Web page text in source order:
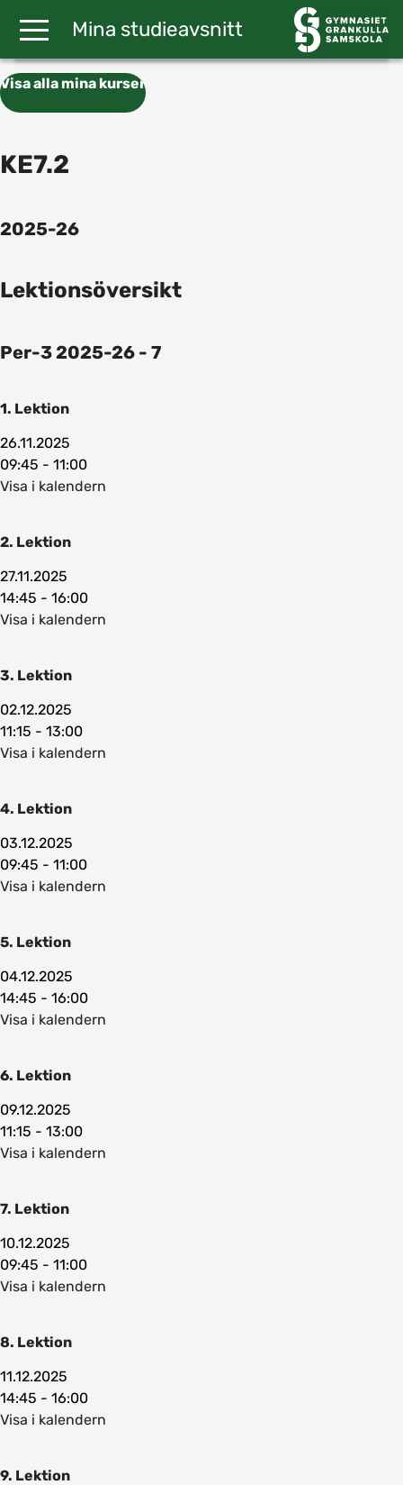
Mina studieavsnitt
Visa alla mina kurser
KE7.2
2025-26
Lektionsöversikt
Per-3 2025-26 - 7
1. Lektion
26.11.2025
09:45 - 11:00
Visa i kalendern
2. Lektion
27.11.2025
14:45 - 16:00
Visa i kalendern
3. Lektion
02.12.2025
11:15 - 13:00
Visa i kalendern
4. Lektion
03.12.2025
09:45 - 11:00
Visa i kalendern
5. Lektion
04.12.2025
14:45 - 16:00
Visa i kalendern
6. Lektion
09.12.2025
11:15 - 13:00
Visa i kalendern
7. Lektion
10.12.2025
09:45 - 11:00
Visa i kalendern
8. Lektion
11.12.2025
14:45 - 16:00
Visa i kalendern
9. Lektion